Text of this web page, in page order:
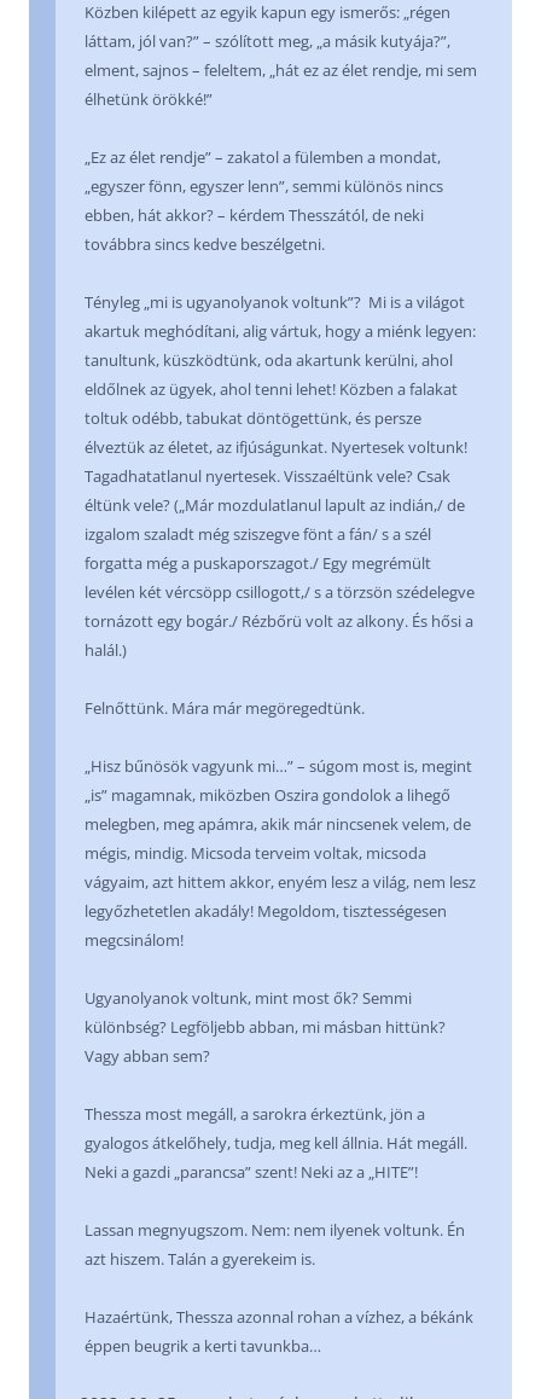
Közben kilépett az egyik kapun egy ismerős: „régen
láttam, jól van?” – szólított meg, „a másik kutyája?”,
elment, sajnos – feleltem, „hát ez az élet rendje, mi sem
élhetünk örökké!”
„Ez az élet rendje” – zakatol a fülemben a mondat,
„egyszer fönn, egyszer lenn”, semmi különös nincs
ebben, hát akkor? – kérdem Thesszától, de neki
továbbra sincs kedve beszélgetni.
Tényleg „mi is ugyanolyanok voltunk”? Mi is a világot
akartuk meghódítani, alig vártuk, hogy a miénk legyen:
tanultunk, küszködtünk, oda akartunk kerülni, ahol
eldőlnek az ügyek, ahol tenni lehet! Közben a falakat
toltuk odébb, tabukat döntögettünk, és persze
élveztük az életet, az ifjúságunkat. Nyertesek voltunk!
Tagadhatatlanul nyertesek. Visszaéltünk vele? Csak
éltünk vele? („Már mozdulatlanul lapult az indián,/ de
izgalom szaladt még sziszegve fönt a fán/ s a szél
forgatta még a puskaporszagot./ Egy megrémült
levélen két vércsöpp csillogott,/ s a törzsön szédelegve
tornázott egy bogár./ Rézbőrü volt az alkony. És hősi a
halál.)
Felnőttünk. Mára már megöregedtünk.
„Hisz bűnösök vagyunk mi…” – súgom most is, megint
„is” magamnak, miközben Oszira gondolok a lihegő
melegben, meg apámra, akik már nincsenek velem, de
mégis, mindig. Micsoda terveim voltak, micsoda
vágyaim, azt hittem akkor, enyém lesz a világ, nem lesz
legyőzhetetlen akadály! Megoldom, tisztességesen
megcsinálom!
Ugyanolyanok voltunk, mint most ők? Semmi
különbség? Legföljebb abban, mi másban hittünk?
Vagy abban sem?
Thessza most megáll, a sarokra érkeztünk, jön a
gyalogos átkelőhely, tudja, meg kell állnia. Hát megáll.
Neki a gazdi „parancsa” szent! Neki az a „HITE”!
Lassan megnyugszom. Nem: nem ilyenek voltunk. Én
azt hiszem. Talán a gyerekeim is.
Hazaértünk, Thessza azonnal rohan a vízhez, a békánk
éppen beugrik a kerti tavunkba…